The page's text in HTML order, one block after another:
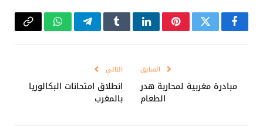
فيسبوكتويتر بينتيريستلينكدإنTumblrتيلقرامواتسابCopy
السابق
مبادرة مغربية لمحاربة هدر
الطعام
التالي
انطلاق امتحانات البكالوريا
بالمغرب